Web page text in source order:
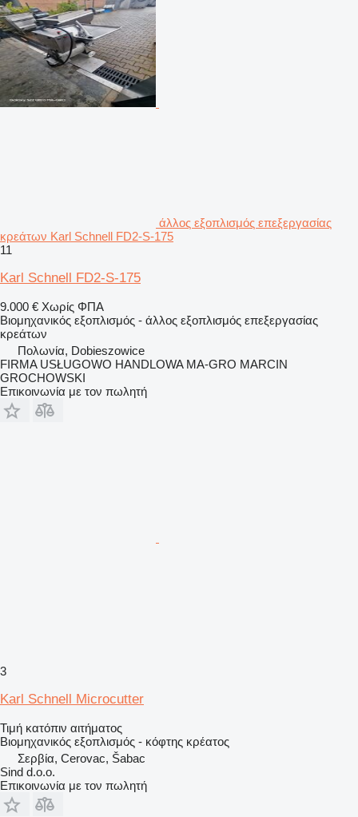
άλλος εξοπλισμός επεξεργασίας
κρεάτων Karl Schnell FD2-S-175
11
Karl Schnell FD2-S-175
9.000 € Χωρίς ΦΠΑ
Βιομηχανικός εξοπλισμός - άλλος εξοπλισμός επεξεργασίας
κρεάτων
Πολωνία, Dobieszowice
FIRMA USŁUGOWO HANDLOWA MA-GRO MARCIN
GROCHOWSKI
Επικοινωνία με τον πωλητή
3
Karl Schnell Microcutter
Τιμή κατόπιν αιτήματος
Βιομηχανικός εξοπλισμός - κόφτης κρέατος
Σερβία, Cerovac, Šabac
Sind d.o.o.
Επικοινωνία με τον πωλητή